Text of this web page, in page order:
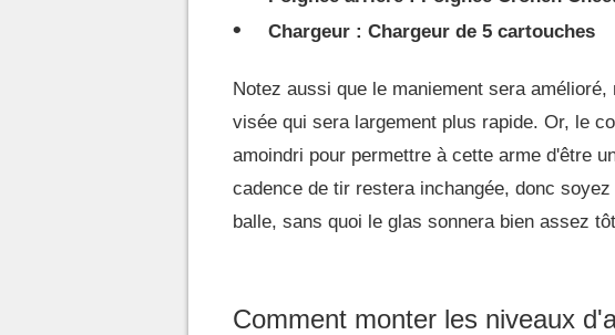
Chargeur : Chargeur de 5 cartouches
Notez aussi que le maniement sera
visée qui sera largement plus rapide. Or, le
amoindri pour permettre à cette arme d'être
cadence de tir restera inchangée, donc
balle, sans quoi le glas sonnera bien assez
Comment monter les niveaux